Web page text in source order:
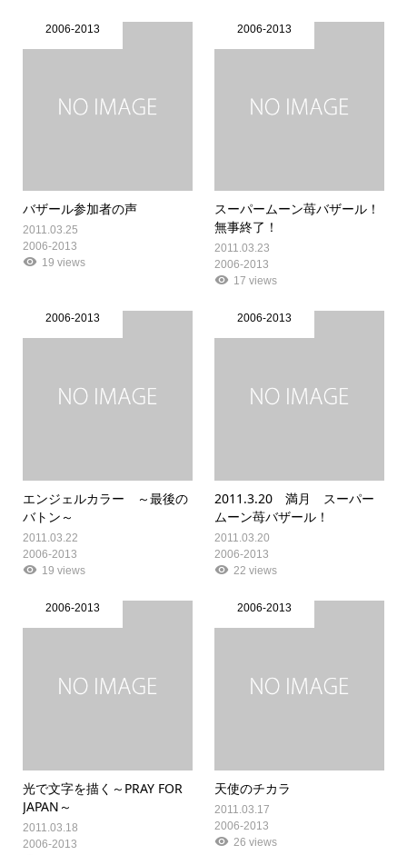
2006-2013
バザール参加者の声
2011.03.25
2006-2013
19 views
2006-2013
スーパームーン苺バザール！
無事終了！
2011.03.23
2006-2013
17 views
2006-2013
エンジェルカラー ～最後の
バトン～
2011.03.22
2006-2013
19 views
2006-2013
2011.3.20 満月 スーパー
ムーン苺バザール！
2011.03.20
2006-2013
22 views
2006-2013
光で文字を描く～PRAY FOR
JAPAN～
2011.03.18
2006-2013
2006-2013
天使のチカラ
2011.03.17
2006-2013
26 views